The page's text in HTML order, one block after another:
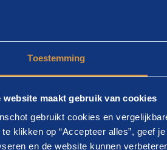
Toestemming
website maakt gebruik van cookies
gebruikt cookies en
te klikken op “Accepteer alles”, geef
en de website kunnen
duidelijk
Weerstand
deze
Weerstand is
kun je hen